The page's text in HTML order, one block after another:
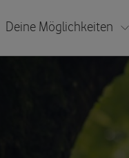
Deine Möglichkeiten